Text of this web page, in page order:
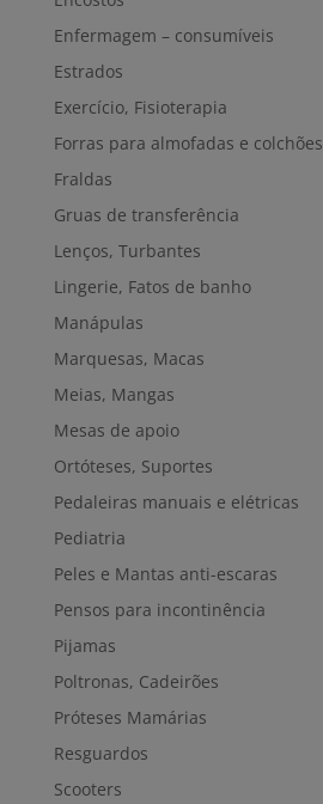
Enfermagem – consumíveis
Estrados
Exercício, Fisioterapia
Forras para almofadas e colchões
Fraldas
Gruas de transferência
Lenços, Turbantes
Lingerie, Fatos de banho
Manápulas
Marquesas, Macas
Meias, Mangas
Mesas de apoio
Ortóteses, Suportes
Pedaleiras manuais e elétricas
Pediatria
Peles e Mantas anti-escaras
Pensos para incontinência
Pijamas
Poltronas, Cadeirões
Próteses Mamárias
Resguardos
Scooters